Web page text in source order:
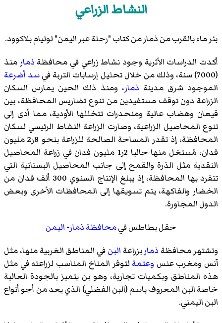
النشاط الزراعي
بئر ماء بالقرب من ذمار من كتاب "رحلة عبر اليمن"لوليام بلاكوود.
أكدت الدراسات الأثرية وجود نشاط زراعي في محافظة ذمار منذ
(7000) سنة، وذلك من خلال تحليل إرسابات التربة في
سد أضرعة
الموجود شرق مدينة ذمار، ومنذ ذلك الحين يمارس السكان
الزراعة دون توقف مستفيدين من تنوع تضاريس المحافظة، بين
قيعان وهضاب عالية ومنحدرات تتخللها الأودية، مما أدى إلى
تنوع المحاصيل الزراعية، وصارت الزراعة النشاط الرئيسي لسكان
المحافظة، إذ تقدر المساحة الصالحة للزراعة بنحو 8ر2 مليون
فدان، مُستغل منها حاليا 2ر1 مليون فدان في زراعة المحاصيل
النقدية مثل الذرة والقمح إلى جانب المحاصيل البستانية التي
تتفرد بها المحافظة، إذ يبلغ الإنتاج السنوي 300 ألف فدان من
الخضار والفاكهة، يتم تسويقها إلى المحافظات الأخرى وبعض
الدول المجاورة.
حقل بطاطس فيمحافظة ذمار-اليمن
وتشتهر محافظة ذماربزراعة البنفي المناطق الغربية منها، مثل
آنس ومغرب عنس وعتمة لتوفر المناخ المناسب لزراعته في مثل
هذه المناطق وبكميات تجارية، وهو بن يتميز بالجودة العالية
خاصة البن المعروف باسم (البن الفضلي) الذي يعد من أجو أنواع
البن اليمني.